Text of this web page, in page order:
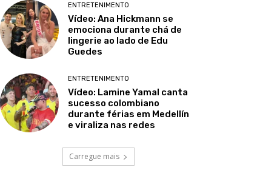
ENTRETENIMENTO
Vídeo: Ana Hickmann se
emociona durante chá de
lingerie ao lado de Edu
Guedes
ENTRETENIMENTO
Vídeo: Lamine Yamal canta
sucesso colombiano
durante férias em Medellín
e viraliza nas redes
Carregue mais